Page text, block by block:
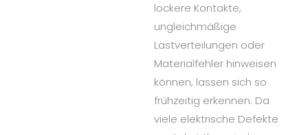
lockere Kontakte,
ungleichmäßige
Lastverteilungen oder
Materialfehler hinweisen
können, lassen sich so
frühzeitig erkennen. Da
viele elektrische Defekte